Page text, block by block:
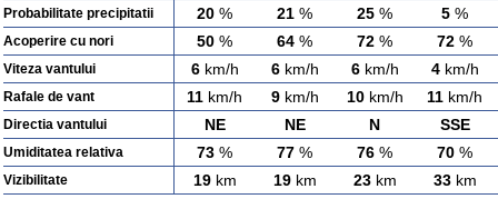
Probabilitate precipitatii 20 % 21 % 25 % 5 %
Acoperire cu nori 50 % 64 % 72 % 72 %
Viteza vantului 6km/h 6km/h 6km/h 4km/h
Rafale de vant 11 km/h 9km/h 10km/h 11 km/h
Directia vantului NE NE N SSE
Umiditatea relativa 73 % 77 % 76 % 70 %
Vizibilitate 19km 19km 23km 33km